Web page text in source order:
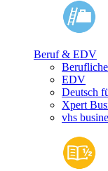
Beruf & EDV
EDV
Deutsch
Xpert
vhs